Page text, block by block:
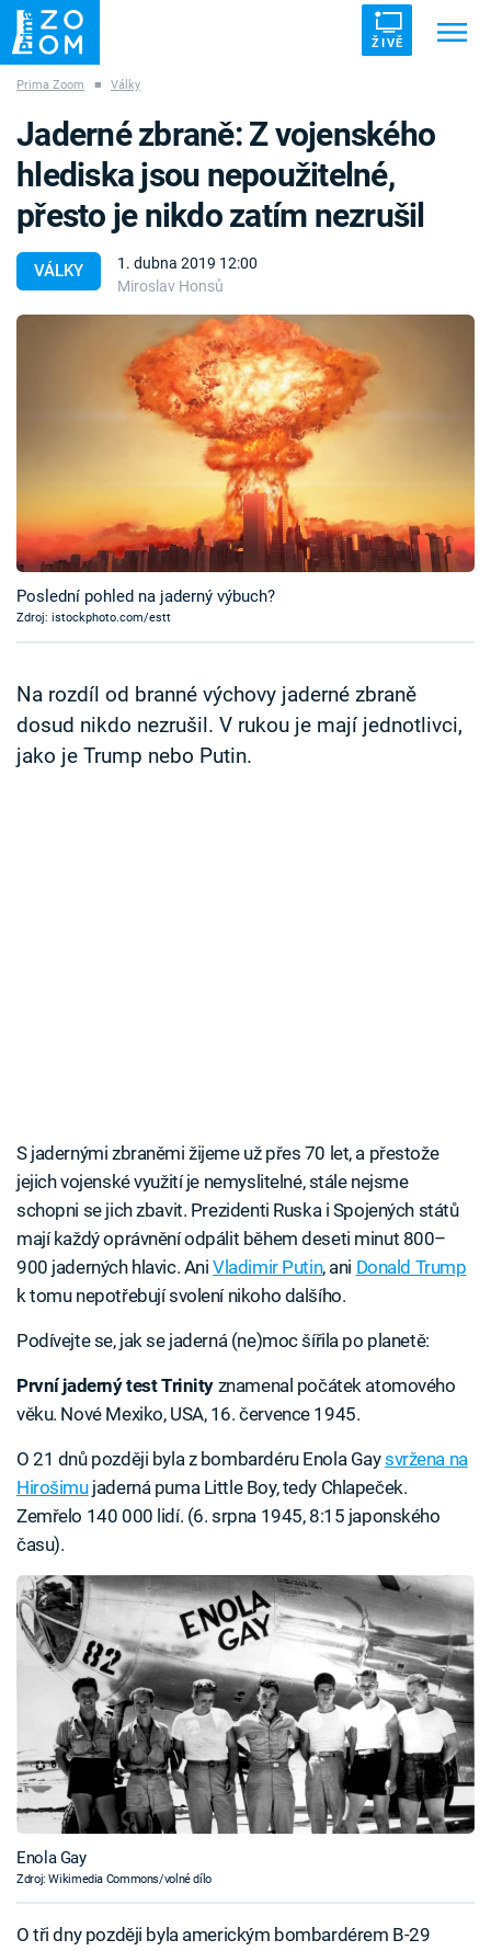
ŽIVĚ
ZÁHADY VETŘELCI DÁVNOVĚKU
Témata
Časopis
Sledujte prima+
Sledujte nás
Prima Zoom ■ Války
VÁLKY
1. dubna 2019 12:00
Miroslav Honsů
Jaderné zbraně: Z vojenského
hlediska jsou nepoužitelné,
přesto je nikdo zatím nezrušil
Poslední pohled na jaderný výbuch?
Zdroj: istockphoto.com/estt
Na rozdíl od branné výchovy jaderné zbraně
dosud nikdo nezrušil. V rukou je mají jednotlivci,
jako je Trump nebo Putin.
S jadernými zbraněmi žijeme už přes 70 let, a přestože
jejich vojenské využití je nemyslitelné, stále nejsme
schopni se jich zbavit. Prezidenti Ruska i Spojených států
mají každý oprávnění odpálit během deseti minut 800–
900 jaderných hlavic. AniVladimir Putin, ani Donald Trump
k tomu nepotřebují svolení nikoho dalšího.
Podívejte se, jak se jaderná (ne)moc šířila po planetě:
První jaderný test Trinity znamenal počátek atomového
věku. Nové Mexiko, USA, 16. července 1945.
O 21 dnů později byla z bombardéru Enola Gaysvržena na
Hirošimujaderná puma Little Boy, tedy Chlapeček.
Zemřelo 140 000 lidí. (6. srpna 1945, 8:15 japonského
času).
Enola Gay
Zdroj: Wikimedia Commons/volné dílo
O tři dny později byla americkým bombardérem B-29